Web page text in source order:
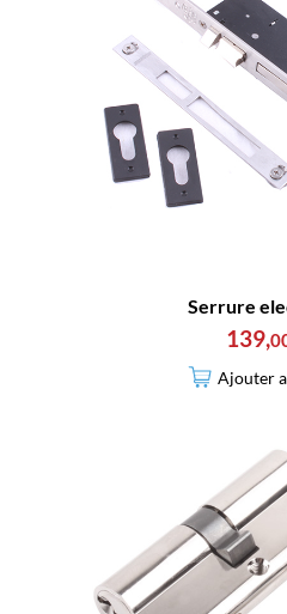
Serrure
139,
Ajouter